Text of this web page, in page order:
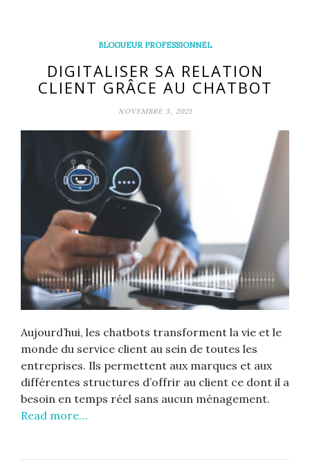
BLOGUEUR PROFESSIONNEL
DIGITALISER SA RELATION
CLIENT GRÂCE AU CHATBOT
NOVEMBRE 3, 2021
Aujourd’hui, les chatbots transforment la vie et le
monde du service client au sein de toutes les
entreprises. Ils permettent aux marques et aux
différentes structures d’offrir au client ce dont il a
besoin en temps réel sans aucun ménagement.
Read more…